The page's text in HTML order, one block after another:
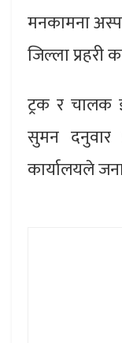
मनकामना
जिल्ला प्रहरी
ट्रक र चालक
सुमन दनुवार
कार्यालयले